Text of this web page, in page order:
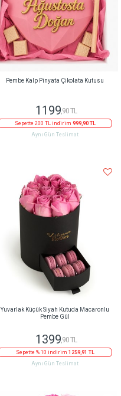
Pembe Kalp Pinyata Çikolata Kutusu
1199,90 TL
Sepette 200 TL indirim 999,90 TL
Aynı Gün Teslimat
Yuvarlak Küçük Siyah Kutuda Macaronlu
Pembe Gül
1399,90 TL
Sepette % 10 indirim 1259,91 TL
Aynı Gün Teslimat